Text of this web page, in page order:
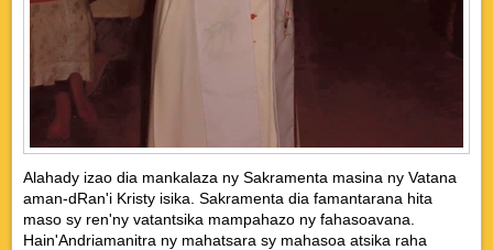
Alahady izao dia mankalaza ny Sakramenta masina ny Vatana
aman-dRan'i Kristy isika. Sakramenta dia famantarana hita
maso sy ren'ny vatantsika mampahazo ny fahasoavana.
Hain'Andriamanitra ny mahatsara sy mahasoa atsika raha